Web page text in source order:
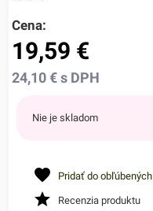
Cena:
19,59 €
24,10€ s DPH
Nie je skladom
Pridať do obľúbených
Recenzia produktu